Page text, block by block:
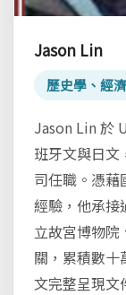
Jason Lin
歷史學、經
Jason Lin 於
班牙文與日文
司任職。憑藉
經驗，他承接
立故宮博物院
關，累積數十
文完整呈現文